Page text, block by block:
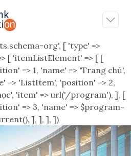
org', [ 'type' =>
[ 'itemListElement' => [ [
=> 1, 'name' => 'Trang chủ',
=> 'ListItem', 'position' => 2,
'item' => url('/program'), ], [
=> 3, 'name' => $program-
], ], ], ])